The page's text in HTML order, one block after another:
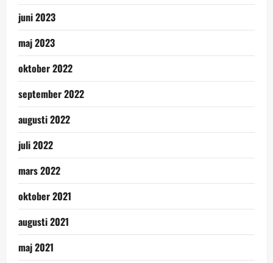
juni 2023
maj 2023
oktober 2022
september 2022
augusti 2022
juli 2022
mars 2022
oktober 2021
augusti 2021
maj 2021